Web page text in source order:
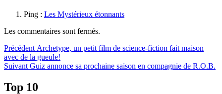
Ping : Les Mystérieux étonnants
Les commentaires sont fermés.
Navigation
de
Précédent Article
précédent :
Archetype, un petit film de science-fiction fait maison
avec de la gueule!
Suivant Article
Guiz annonce sa prochaine saison en compagnie de R.O.B.
Top 10